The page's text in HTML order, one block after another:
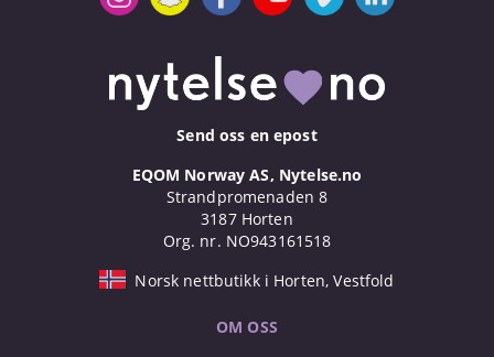
Send oss en epost
EQOM Norway AS, Nytelse.no
Strandpromenaden 8
3187 Horten
Org. nr. NO943161518
Norsk nettbutikk i Horten, Vestfold
OM OSS